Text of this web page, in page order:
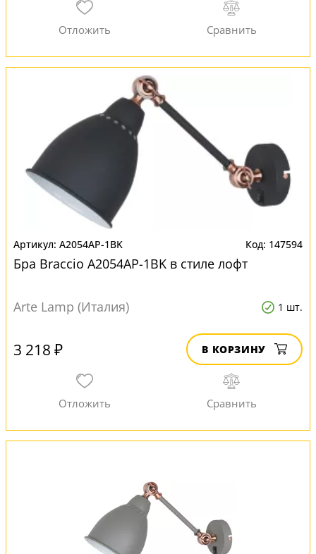
A2054AP-1BK 147594
Бра Braccio A2054AP-1BK в стиле лофт
Arte Lamp (Италия) 1 шт.
3 218 ₽ В КОРЗИНУ